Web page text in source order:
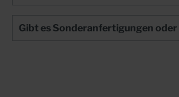
Gibt es Sonderanfertigungen